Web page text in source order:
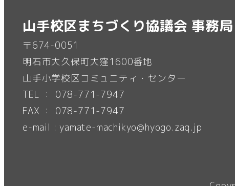
山手校区まちづくり協議会 事務局
〒674-0051
明石市大久保町大窪1600番地
山手小学校区コミュニティ・センター
TEL ： 078-771-7947
FAX ： 078-771-7947
e-mail : yamate-machikyo@hyogo.zaq.jp